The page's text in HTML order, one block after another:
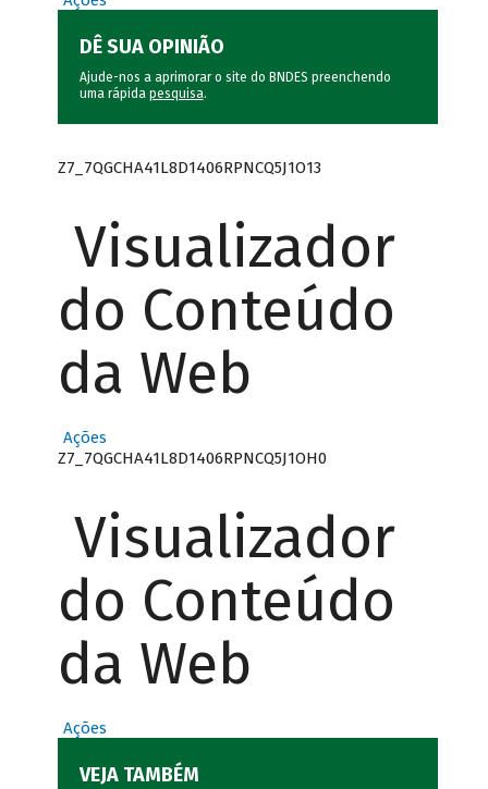
DÊ SUA OPINIÃO
Ajude-nos a aprimorar o site do BNDES preenchendo
uma rápida pesquisa.
Z7_7QGCHA41L8D1406RPNCQ5J1O13
Visualizador
do Conteúdo
da Web
Ações
Z7_7QGCHA41L8D1406RPNCQ5J1OH0
Visualizador
do Conteúdo
da Web
Ações
VEJA TAMBÉM